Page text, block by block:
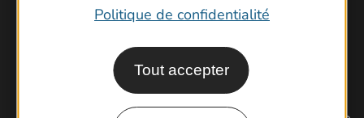
Politique de confidentialité
Tout accepter